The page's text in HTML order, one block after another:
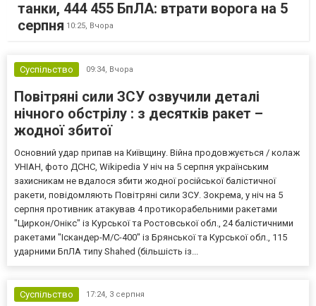
танки, 444 455 БпЛА: втрати ворога на 5
серпня 10:25, Вчора
Суспільство 09:34, Вчора
Повітряні сили ЗСУ озвучили деталі
нічного обстрілу : з десятків ракет –
жодної збитої
Основний удар припав на Київщину. Війна продовжується / колаж
УНІАН, фото ДСНС, Wikipedia У ніч на 5 серпня українським
захисникам не вдалося збити жодної російської балістичної
ракети, повідомляють Повітряні сили ЗСУ. Зокрема, у ніч на 5
серпня противник атакував 4 протикорабельними ракетами
"Циркон/Онікс" із Курської та Ростовської обл., 24 балістичними
ракетами "Іскандер-М/С-400" із Брянської та Курської обл., 115
ударними БпЛА типу Shahed (більшість із...
Суспільство 17:24, 3 серпня